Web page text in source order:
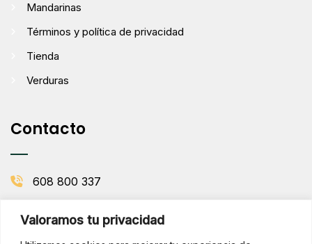
Valoramos tu privacidad
Mandarinas
Términos y política de privacidad
Tienda
Verduras
Contacto
608 800 337
Picanya, Valencia